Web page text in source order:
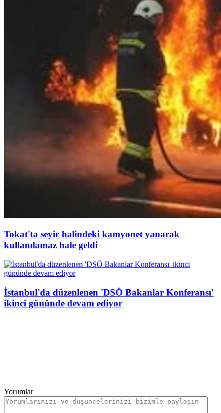
Tokat'ta seyir halindeki kamyonet yanarak
kullanılamaz hale geldi
İstanbul'da düzenlenen 'DSÖ Bakanlar Konferansı'
ikinci gününde devam ediyor
Yorumlar